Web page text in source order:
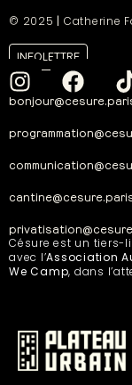
© 2025 | Catherine
INFOLETTRE
Césure est un tiers-
avec l’Association
We Camp, dans